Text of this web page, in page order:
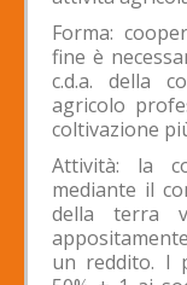
Forma:
fine è
c.d.a. della
agricolo
coltivazione
Attività: la
mediante il
della terra
un reddito. I